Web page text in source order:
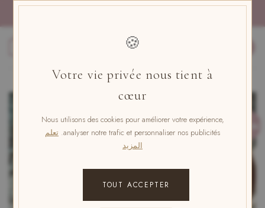
🍪
Votre vie privée nous tient à
cœur
Nous utilisons des cookies pour améliorer votre expérience,
analyser notre trafic et personnaliser nos publicités. تعلم
المزيد
TOUT ACCEPTER
تخطي